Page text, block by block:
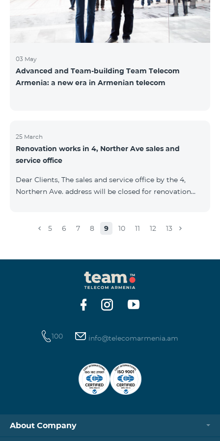
Namibi
03 May
Advanced and Team-building Team Telecom
Armenia: a new era in Armenian telecom
25 March
Renovation works in 4, Norther Ave sales and
service office
Dear Clients, The sales and service office by the 4,
Northern Ave. address will be closed for renovation
caused.For questions, call 100 or you can go to nearby
m. 10 minutes walk You can find all of the sales and
service offices and working schedules here.
5 6 7 8 9 10 11 12 13
100 info@telecomarmenia.am
About Company